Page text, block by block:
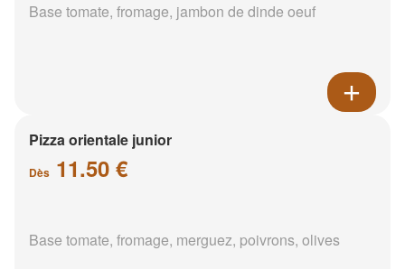
Base tomate, fromage, jambon de dinde oeuf
Pizza orientale junior
Dès 11.50 €
Base tomate, fromage, merguez, poivrons, olives